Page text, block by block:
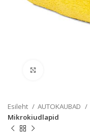
Esileht AUTOKAUBAD
Mikrokiudlapid